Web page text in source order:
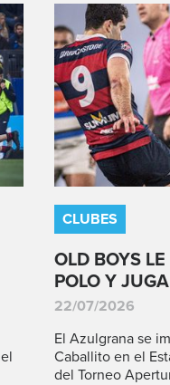
CLUBES
OLD BOYS
POLO Y
22/07/2026
El Azulgrana se
Caballito en el
del Torneo